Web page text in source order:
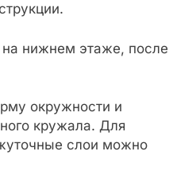
на нижнем этаже, после
окружности и
кружала. Для
слои можно